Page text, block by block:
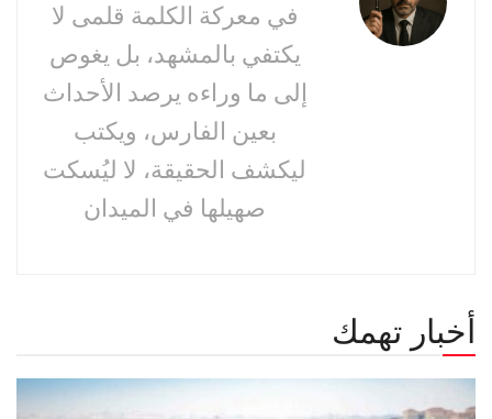
في معركة الكلمة قلمى لا
يكتفي بالمشهد، بل يغوص
إلى ما وراءه يرصد الأحداث
بعين الفارس، ويكتب
ليكشف الحقيقة، لا ليُسكت
صهيلها في الميدان
أخبار تهمك